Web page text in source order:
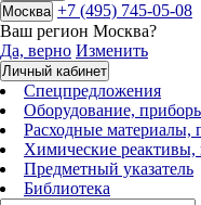
Москва +7 (495) 745-05-08
Ваш регион Москва?
Да, верно Изменить
Личный кабинет
Спецпредложения
Оборудование,
Расходные материалы,
Химические
Предметный указатель
Библиотека